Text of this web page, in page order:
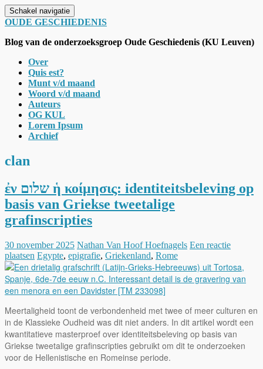
Schakel navigatie
OUDE GESCHIEDENIS
Blog van de onderzoeksgroep Oude Geschiedenis (KU Leuven)
Over
Quis est?
Munt v/d maand
Woord v/d maand
Auteurs
OG KUL
Lorem Ipsum
Archief
clan
ἐν שלום ἡ κοίμησις: identiteitsbeleving op
basis van Griekse tweetalige
grafinscripties
30 november 2025 Nathan Van Hoof Hoefnagels Een reactie
plaatsen Egypte, epigrafie, Griekenland, Rome
Meertaligheid toont de verbondenheid met twee of meer culturen en
in de Klassieke Oudheid was dit niet anders. In dit artikel wordt een
kwantitatieve masterproef over identiteitsbeleving op basis van
Griekse tweetalige grafinscripties gebruikt om dit te onderzoeken
voor de Hellenistische en Romeinse periode.